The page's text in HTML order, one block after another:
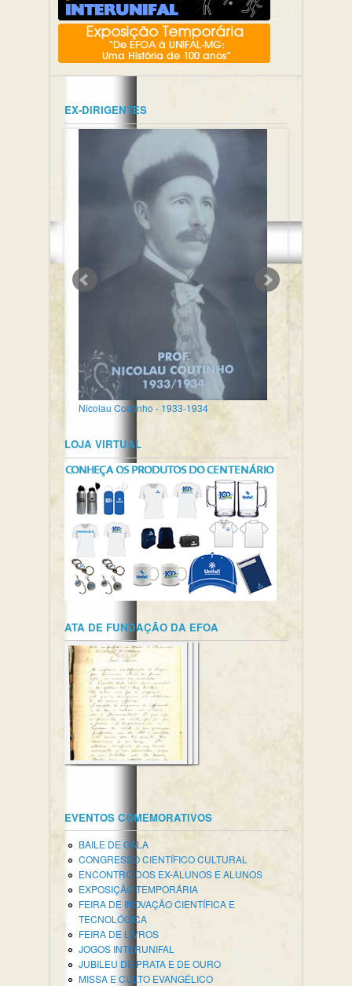
EX-DIRIGENTES
Nicolau Coutinho - 1933-1934
LOJA VIRTUAL
ATA DE FUNDAÇÃO DA EFOA
EVENTOS COMEMORATIVOS
BAILE DE GALA
CONGRESSO CIENTÍFICO CULTURAL
ENCONTRO DOS EX-ALUNOS E ALUNOS
EXPOSIÇÃO TEMPORÁRIA
FEIRA DE INOVAÇÃO CIENTÍFICA E
TECNOLÓGICA
FEIRA DE LIVROS
JOGOS INTERUNIFAL
JUBILEU DE PRATA E DE OURO
MISSA E CULTO EVANGÉLICO